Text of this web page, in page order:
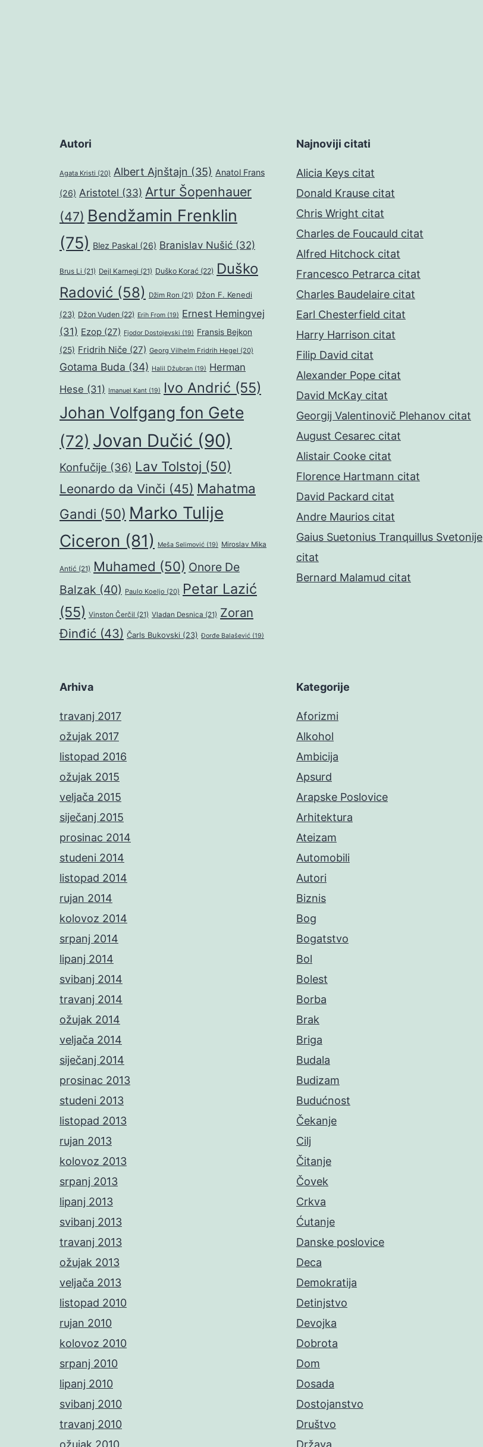
Autori
Agata Kristi (20) Albert Ajnštajn (35) Anatol Frans
(26) Aristotel (33) Artur Šopenhauer
(47) Bendžamin Frenklin
(75) Blez Paskal (26) Branislav Nušić (32)
Brus Li (21) Dejl Karnegi (21) Duško Korać (22) Duško
Radović (58) Džim Ron (21) Džon F. Kenedi
(23) Džon Vuden (22) Erih From (19) Ernest Hemingvej
(31) Ezop (27) Fjodor Dostojevski (19) Fransis Bejkon
(25) Fridrih Niče (27) Georg Vilhelm Fridrih Hegel (20)
Gotama Buda (34) Halil Džubran (19) Herman
Hese (31) Imanuel Kant (19) Ivo Andrić (55)
Johan Volfgang fon Gete
(72) Jovan Dučić (90)
Konfučije (36) Lav Tolstoj (50)
Leonardo da Vinči (45) Mahatma
Gandi (50) Marko Tulije
Ciceron (81) Meša Selimović (19) Miroslav Mika
Antić (21) Muhamed (50) Onore De
Balzak (40) Paulo Koeljo (20) Petar Lazić
(55) Vinston Čerčil (21) Vladan Desnica (21) Zoran
Đinđić (43) Čarls Bukovski (23) Đorđe Balašević (19)
Najnoviji citati
Alicia Keys citat
Donald Krause citat
Chris Wright citat
Charles de Foucauld citat
Alfred Hitchock citat
Francesco Petrarca citat
Charles Baudelaire citat
Earl Chesterfield citat
Harry Harrison citat
Filip David citat
Alexander Pope citat
David McKay citat
Georgij Valentinovič Plehanov citat
August Cesarec citat
Alistair Cooke citat
Florence Hartmann citat
David Packard citat
Andre Maurios citat
Gaius Suetonius Tranquillus Svetonije
citat
Bernard Malamud citat
Arhiva
travanj 2017
ožujak 2017
listopad 2016
ožujak 2015
veljača 2015
siječanj 2015
prosinac 2014
studeni 2014
listopad 2014
rujan 2014
kolovoz 2014
srpanj 2014
lipanj 2014
svibanj 2014
travanj 2014
ožujak 2014
veljača 2014
siječanj 2014
prosinac 2013
studeni 2013
listopad 2013
rujan 2013
kolovoz 2013
srpanj 2013
lipanj 2013
svibanj 2013
travanj 2013
ožujak 2013
veljača 2013
listopad 2010
rujan 2010
kolovoz 2010
srpanj 2010
lipanj 2010
svibanj 2010
travanj 2010
ožujak 2010
Kategorije
Aforizmi
Alkohol
Ambicija
Apsurd
Arapske Poslovice
Arhitektura
Ateizam
Automobili
Autori
Biznis
Bog
Bogatstvo
Bol
Bolest
Borba
Brak
Briga
Budala
Budizam
Budućnost
Čekanje
Cilj
Čitanje
Čovek
Crkva
Ćutanje
Danske poslovice
Deca
Demokratija
Detinjstvo
Devojka
Dobrota
Dom
Dosada
Dostojanstvo
Društvo
Država